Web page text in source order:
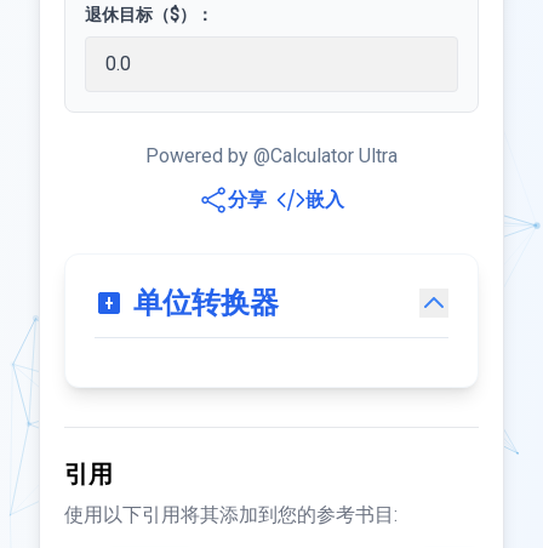
退休目标（$）：
Powered by @Calculator Ultra
分享
嵌入
单位转换器
引用
使用以下引用将其添加到您的参考书目: